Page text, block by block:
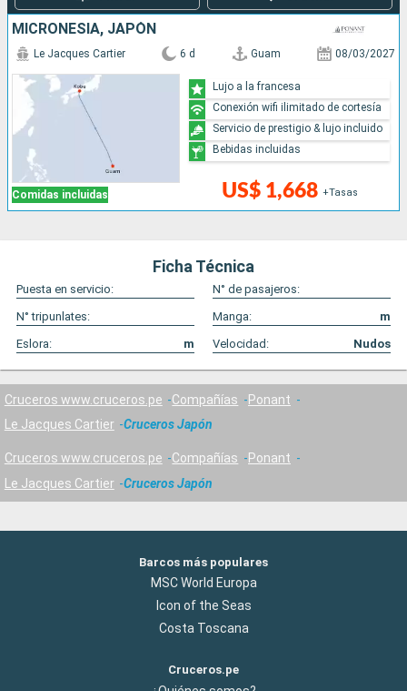
MICRONESIA, JAPÓN
Comidas incluidas
Le Jacques Cartier 6 d Guam 08/03/2027
US$ 1,668 +Tasas
Lujo a la francesa
Conexión wifi ilimitado de cortesía
Servicio de prestigio & lujo incluido
Bebidas incluidas
Ficha Técnica
Puesta en servicio:
N° de pasajeros:
N° tripunlates:
Manga:
m
Eslora:
m Velocidad: Nudos
Cruceros www.cruceros.pe Compañías
Ponant
Le Jacques Cartier
Cruceros Japón
Cruceros www.cruceros.pe Compañías
Ponant
Le Jacques Cartier
Cruceros Japón
Barcos más populares
MSC World Europa
Icon of the Seas
Costa Toscana
Cruceros.pe